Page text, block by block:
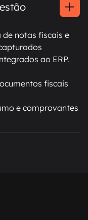
notas fiscais e
ao ERP.
fiscais
e comprovantes